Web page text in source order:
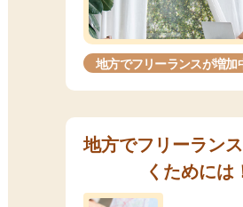
地方でフリーランスが増加
地方でフリーラン
くためには